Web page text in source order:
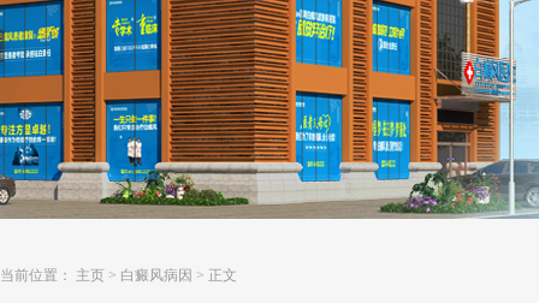
当前位置： 主页 > 白癜风病因 > 正文